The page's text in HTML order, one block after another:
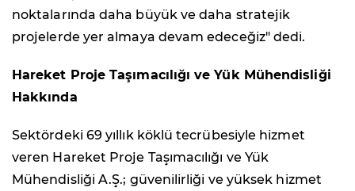
noktalarında daha büyük ve daha stratejik
projelerde yer almaya devam edeceğiz" dedi.
Hareket Proje Taşımacılığı ve Yük Mühendisliği
Hakkında
Sektördeki 69 yıllık köklü tecrübesiyle hizmet
veren Hareket Proje Taşımacılığı ve Yük
Mühendisliği A.Ş.; güvenilirliği ve yüksek hizmet